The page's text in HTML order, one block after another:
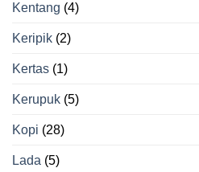
Kentang (4)
Keripik (2)
Kertas (1)
Kerupuk (5)
Kopi (28)
Lada (5)